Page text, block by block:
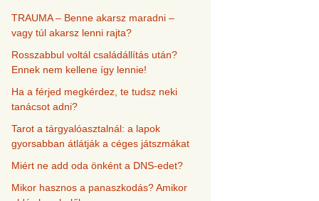
TRAUMA – Benne akarsz maradni –
vagy túl akarsz lenni rajta?
Rosszabbul voltál családállítás után?
Ennek nem kellene így lennie!
Ha a férjed megkérdez, te tudsz neki
tanácsot adni?
Tarot a tárgyalóasztalnál: a lapok
gyorsabban átlátják a céges játszmákat
Miért ne add oda önként a DNS-edet?
Mikor hasznos a panaszkodás? Amikor